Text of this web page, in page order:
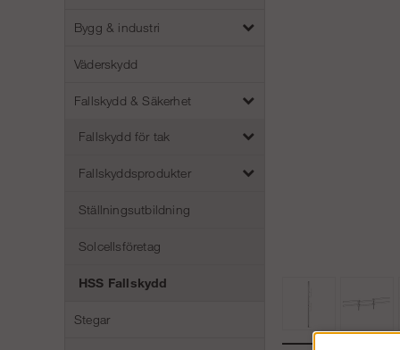
Bygg & industri
Väderskydd
Fallskydd & Säkerhet
Fallskydd för tak
Fallskyddsprodukter
Ställningsutbildning
Solcellsföretag
HSS Fallskydd
Stegar